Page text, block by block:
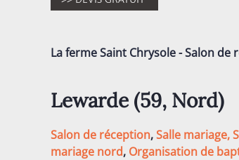
La ferme Saint Chrysole - Salon
Lewarde (59, Nord)
Salon de réception,Salle mariage,
mariage nord, Organisation de